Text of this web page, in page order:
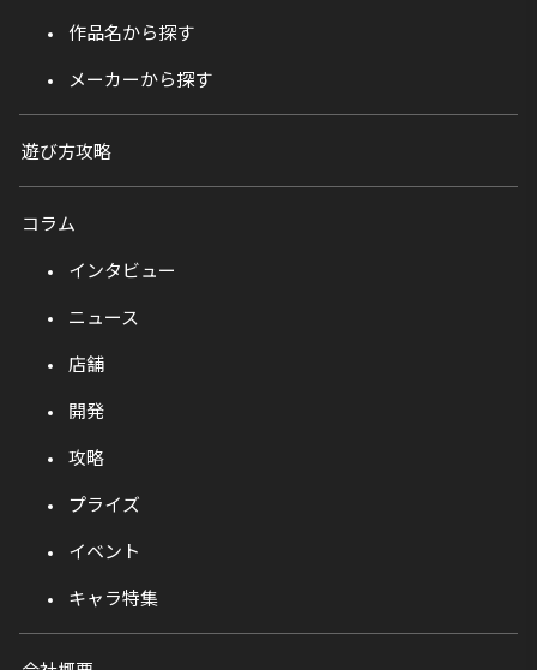
作品名から探す
メーカーから探す
遊び方攻略
コラム
インタビュー
ニュース
店舗
開発
攻略
プライズ
イベント
キャラ特集